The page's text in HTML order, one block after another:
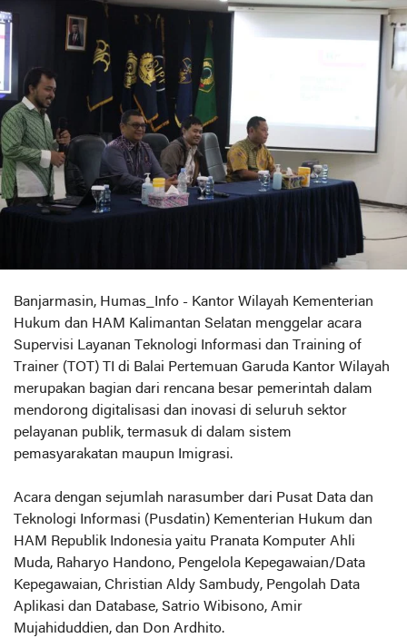
Banjarmasin, Humas_Info - Kantor Wilayah Kementerian
Hukum dan HAM Kalimantan Selatan menggelar acara
Supervisi Layanan Teknologi Informasi dan Training of
Trainer (TOT) TI di Balai Pertemuan Garuda Kantor Wilayah
merupakan bagian dari rencana besar pemerintah dalam
mendorong digitalisasi dan inovasi di seluruh sektor
pelayanan publik, termasuk di dalam sistem
pemasyarakatan maupun Imigrasi.
Acara dengan sejumlah narasumber dari Pusat Data dan
Teknologi Informasi (Pusdatin) Kementerian Hukum dan
HAM Republik Indonesia yaitu Pranata Komputer Ahli
Muda, Raharyo Handono, Pengelola Kepegawaian/Data
Kepegawaian, Christian Aldy Sambudy, Pengolah Data
Aplikasi dan Database, Satrio Wibisono, Amir
Mujahiduddien, dan Don Ardhito.